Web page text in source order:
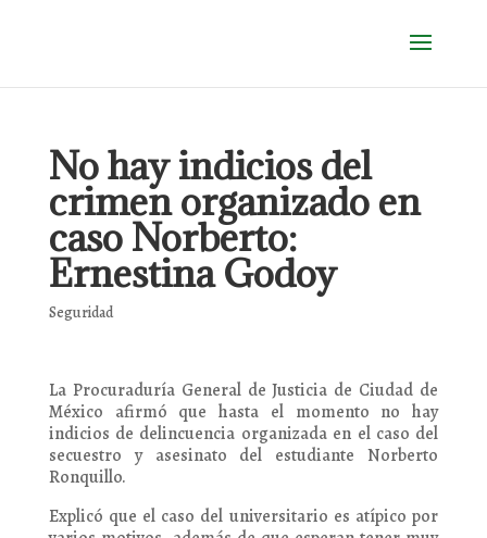
No hay indicios del
crimen organizado en
caso Norberto:
Ernestina Godoy
Seguridad
La Procuraduría General de Justicia de Ciudad de
México afirmó que hasta el momento no hay
indicios de delincuencia organizada en el caso del
secuestro y asesinato del estudiante Norberto
Ronquillo.
Explicó que el caso del universitario es atípico por